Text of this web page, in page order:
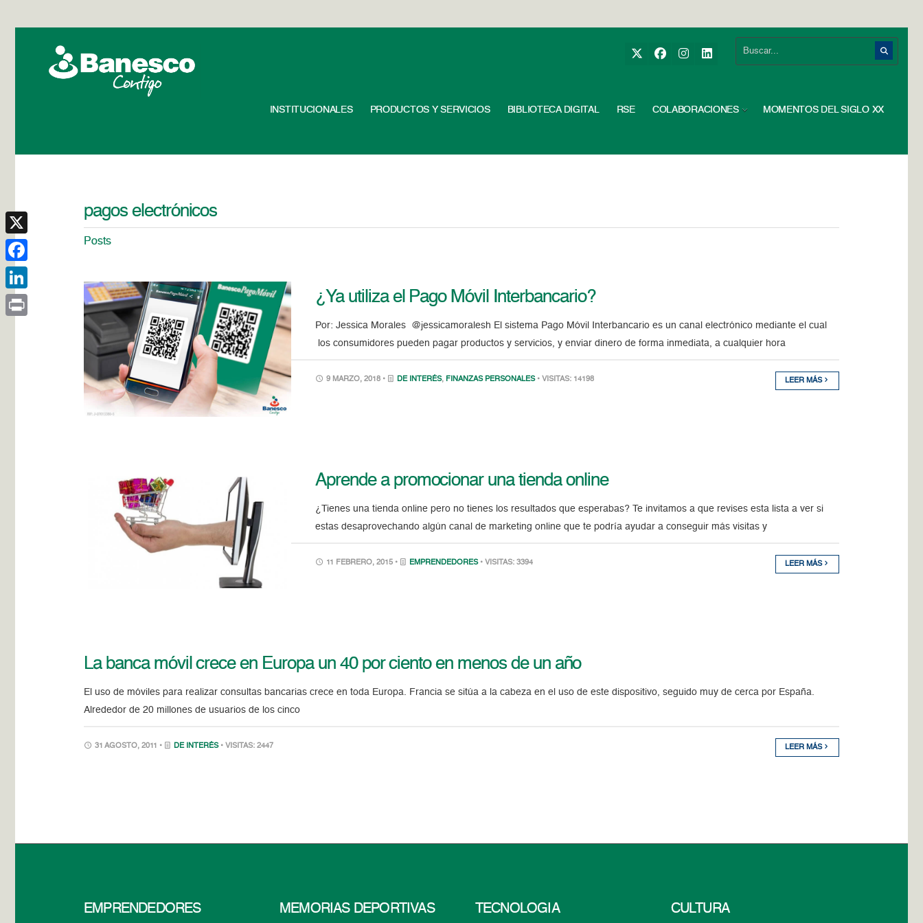
INSTITUCIONALES PRODUCTOS Y SERVICIOS BIBLIOTECA DIGITAL RSE COLABORACIONES MOMENTOS DEL SIGLO XX
pagos electrónicos
Posts
¿Ya utiliza el Pago Móvil Interbancario?
Por: Jessica Morales @jessicamoralesh El sistema Pago Móvil Interbancario es un canal electrónico mediante el cual
los consumidores pueden pagar productos y servicios, y enviar dinero de forma inmediata, a cualquier hora
9 MARZO, 2018 • DE INTERÉS, FINANZAS PERSONALES • VISITAS: 14198 LEER MÁS
Aprende a promocionar una tienda online
¿Tienes una tienda online pero no tienes los resultados que esperabas? Te invitamos a que revises esta lista a ver si
estas desaprovechando algún canal de marketing online que te podría ayudar a conseguir más visitas y
11 FEBRERO, 2015 • EMPRENDEDORES • VISITAS: 3394 LEER MÁS
La banca móvil crece en Europa un 40 por ciento en menos de un año
El uso de móviles para realizar consultas bancarias crece en toda Europa. Francia se sitúa a la cabeza en el uso de este dispositivo, seguido muy de cerca por España.
Alrededor de 20 millones de usuarios de los cinco
31 AGOSTO, 2011 • DE INTERÉS • VISITAS: 2447 LEER MÁS
EMPRENDEDORES MEMORIAS DEPORTIVAS TECNOLOGÍA CULTURA
X
Facebook
LinkedIn